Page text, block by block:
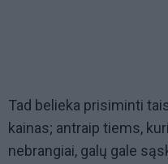
Tad belieka prisiminti
kainas; antraip tiems,
nebrangiai, galų gale